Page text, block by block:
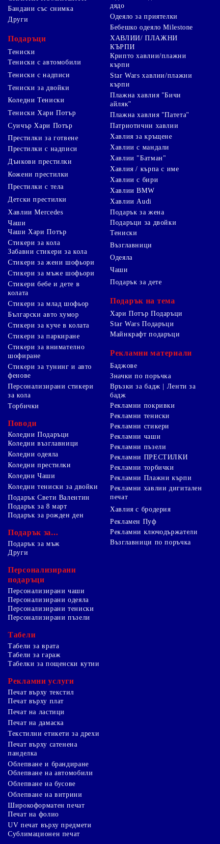
Бандани със снимка
Други
Подаръци
Тениски
Тениски с автомобили
Тениски с надписи
Тениски за двойки
Коледни Тениски
Тениски Хари Потър
Суичър Хари Потър
Престилки за готвене
Престилки с надписи
Дънкови престилки
Кожени престилки
Престилки с тела
Детски престилки
дядо
Одеяло за приятелки
Бебешко одеяло Milestone
ХАВЛИИ/ ПЛАЖНИ
КЪРПИ
Крипто хавлии/плажни
кърпи
Star Wars хавлии/плажни
кърпи
Плажна хавлия "Бичи
айляк"
Плажна хавлия "Патета"
Патриотични хавлии
Хавлия за кръщене
Хавлии с мандали
Хавлии "Батман"
Хавлия / кърпа с име
Хавлии с бири
Хавлии BMW
Хавлии Audi
Хавлии Mercedes
Чаши
Чаши Хари Потър
Стикери за кола
Забавни стикери за кола
Стикери за жени шофьори
Стикери за мъже шофьори
Стикери бебе и дете в
колата
Стикери за млад шофьор
Български авто хумор
Стикери за куче в колата
Стикери за паркиране
Стикери за внимателно
шофиране
Стикери за тунинг и авто
фенове
Персонализирани стикери
за кола
Торбички
Поводи
Коледни Подаръци
Коледни възглавници
Коледни одеяла
Коледни престилки
Коледни Чаши
Коледни тениски за двойки
Подарък Свети Валентин
Подарък за 8 март
Подарък за рожден ден
Подарък за...
Подарък за мъж
Подарък за жена
Подаръци за двойки
Тениски
Възглавници
Одеяла
Чаши
Подарък за дете
Подарък на тема
Хари Потър Подаръци
Star Wars Подаръци
Майнкрафт подаръци
Рекламни материали
Баджове
Значки по поръчка
Връзки за бадж | Ленти за
бадж
Рекламни покривки
Рекламни тениски
Рекламни стикери
Рекламни чаши
Рекламни пъзели
Рекламни ПРЕСТИЛКИ
Рекламни торбички
Рекламни Плажни кърпи
Рекламни хавлии дигитален
печат
Хавлия с бродерия
Рекламен Пуф
Рекламни ключодържатели
Възглавници по поръчка
Други
Персонализирани
подаръци
Персонализирани чаши
Персонализирани одеяла
Персонализирани тениски
Персонализирани пъзели
Табели
Табели за врата
Табели за гараж
Табелки за пощенски кутии
Рекламни услуги
Печат върху текстил
Печат върху плат
Печат на ластици
Печат на дамаска
Текстилни етикети за дрехи
Печат върху сатенена
панделка
Облепване и брандиране
Облепване на автомобили
Облепване на бусове
Облепване на витрини
Широкоформатен печат
Печат на фолио
UV печат върху предмети
Сублимационен печат